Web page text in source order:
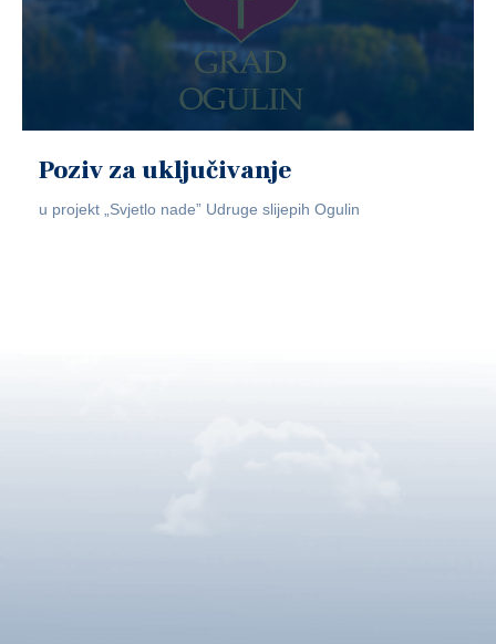
Poziv za uključivanje
u projekt „Svjetlo nade” Udruge slijepih Ogulin